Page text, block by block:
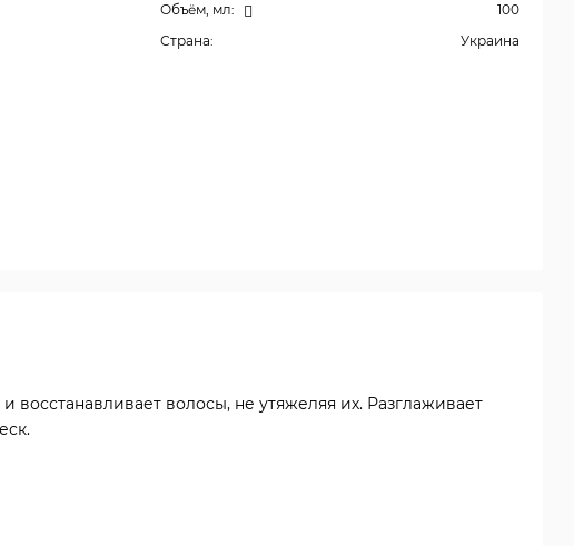
Объём, мл:
100
Страна:
Украина
волосы, не утяжеляя их. Разглаживает